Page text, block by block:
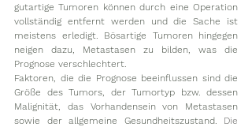
gutartige Tumoren können durch eine Operation
vollständig entfernt werden und die Sache ist
meistens erledigt. Bösartige Tumoren hingegen
neigen dazu, Metastasen zu bilden, was die
Prognose verschlechtert.
Faktoren, die die Prognose beeinflussen sind die
Größe des Tumors, der Tumortyp bzw. dessen
Malignität, das Vorhandensein von Metastasen
sowie der allgemeine Gesundheitszustand. Die